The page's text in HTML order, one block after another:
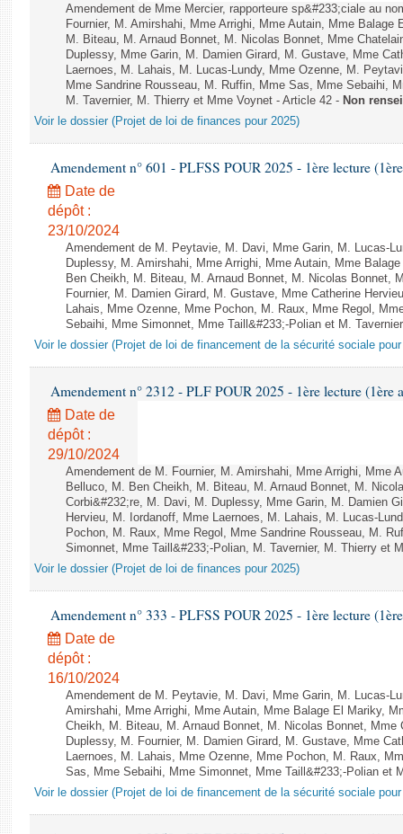
Dossiers législatifs
Budget et sécurité sociale
Questions écrites et orales
Comptes rendus des débats
Amendement de Mme Mercier, rapporteure sp&#233;ciale au
Fournier, M. Amirshahi, Mme Arrighi, Mme Autain, Mme
M. Biteau, M. Arnaud Bonnet, M. Nicolas Bonnet, Mme
Duplessy, Mme Garin, M. Damien Girard, M. Gustave, Mme
Laernoes, M. Lahais, M. Lucas-Lundy, Mme Ozenne, M.
Mme Sandrine Rousseau, M. Ruffin, Mme Sas, Mme Sebaihi,
M. Tavernier, M. Thierry et Mme Voynet - Article 42 - Non
Voir le dossier (Projet de loi de finances pour 2025)
Amendement n° 601 - PLFSS POUR 2025 - 1ère lecture
Date de
dépôt :
23/10/2024
Amendement de M. Peytavie, M. Davi, Mme Garin, M. Lucas-
Duplessy, M. Amirshahi, Mme Arrighi, Mme Autain, Mme
Ben Cheikh, M. Biteau, M. Arnaud Bonnet, M. Nicolas Bonnet,
Fournier, M. Damien Girard, M. Gustave, Mme Catherine
Lahais, Mme Ozenne, Mme Pochon, M. Raux, Mme Regol,
Sebaihi, Mme Simonnet, Mme Taill&#233;-Polian et M.
Voir le dossier (Projet de loi de financement de la sécurité sociale pour
Amendement n° 2312 - PLF POUR 2025 - 1ère lecture (1ère
Date de
dépôt :
29/10/2024
Amendement de M. Fournier, M. Amirshahi, Mme Arrighi, Mme
Belluco, M. Ben Cheikh, M. Biteau, M. Arnaud Bonnet, M.
Corbi&#232;re, M. Davi, M. Duplessy, Mme Garin, M. Damien
Hervieu, M. Iordanoff, Mme Laernoes, M. Lahais, M. Lucas-
Pochon, M. Raux, Mme Regol, Mme Sandrine Rousseau, M.
Simonnet, Mme Taill&#233;-Polian, M. Tavernier, M. Thierry et
Voir le dossier (Projet de loi de finances pour 2025)
Amendement n° 333 - PLFSS POUR 2025 - 1ère lecture
Date de
dépôt :
16/10/2024
Amendement de M. Peytavie, M. Davi, Mme Garin, M. Lucas-
Amirshahi, Mme Arrighi, Mme Autain, Mme Balage El Mariky,
Cheikh, M. Biteau, M. Arnaud Bonnet, M. Nicolas Bonnet, Mme
Duplessy, M. Fournier, M. Damien Girard, M. Gustave, Mme
Laernoes, M. Lahais, Mme Ozenne, Mme Pochon, M. Raux,
Sas, Mme Sebaihi, Mme Simonnet, Mme Taill&#233;-Polian et
Voir le dossier (Projet de loi de financement de la sécurité sociale pour